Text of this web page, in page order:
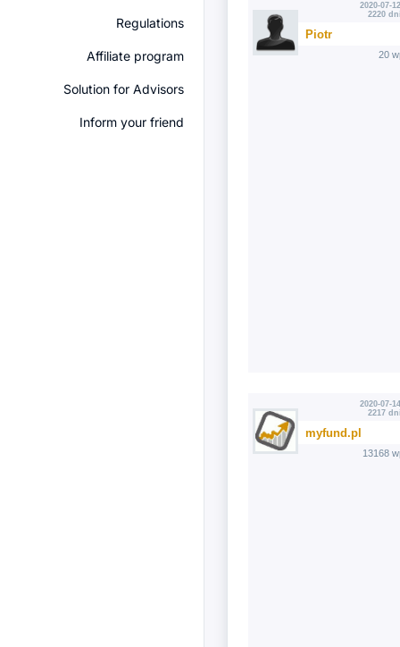
Regulations
Affiliate program
Solution for Advisors
Inform your friend
2020-07-
2220
Piotr
20
2020-07-
2217
myfund.pl
13168